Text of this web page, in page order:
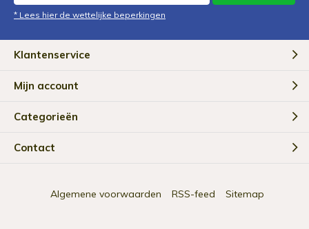
* Lees hier de wettelijke beperkingen
Klantenservice
Mijn account
Categorieën
Contact
Algemene voorwaarden RSS-feed Sitemap